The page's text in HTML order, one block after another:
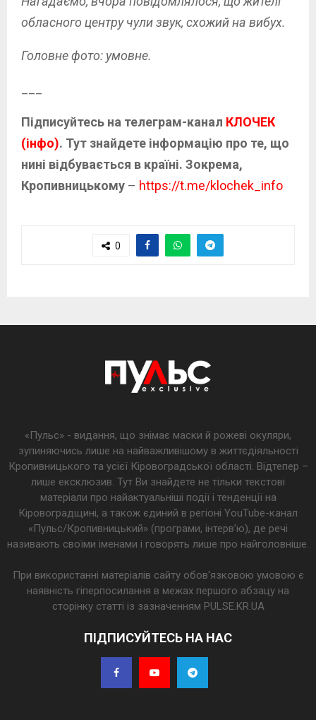
обласного центру чули звук, схожий на вибух.
Головне фото: умовне.
Підписуйтесь на телеграм-канал КЛОЧЕК
(інфо). Тут знайдете інформацію про те, що
нині відбувається в країні. Зокрема,
Кропивницькому – https://t.me/klochek_info
0
«Пульс» - видання, що знімає маски й рожеві окуляри,
зупиняючись лише на найважливішому в життєдіяльності
Кропивницького та усієї Кіровоградської області. Відтепер –
лише ексклюзив. Тут Ви знайдете не тільки текстові
матеріали про найактуальніші події і тенденції на
Кіровоградщині, а також єдиний в регіоні YouTube-канал
«Пульс/Кропивницький» (програми, інтерв’ю), де речі
називають своїми іменами і говорять лише про найголовніше.
При використанні матеріалів сайту обов'язковою умовою є
наявність гіперпосилання в межах першого абзацу на
сторінку статті із зазначенням PULSE.KR.UA
ПІДПИСУЙТЕСЬ НА НАС